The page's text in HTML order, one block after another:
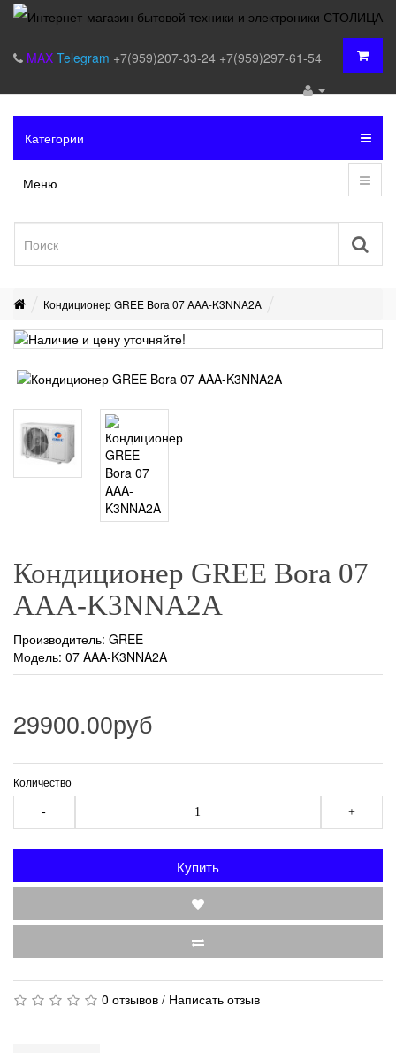
MAX Telegram +7(959)207-33-24 +7(959)297-61-54
Категории
Меню
Кондиционер GREE Bora 07 AAA-K3NNA2A
Кондиционер GREE Bora 07
AAA-K3NNA2A
Производитель: GREE
Модель: 07 AAA-K3NNA2A
29900.00руб
Количество
- +
Купить
0 отзывов / Написать отзыв